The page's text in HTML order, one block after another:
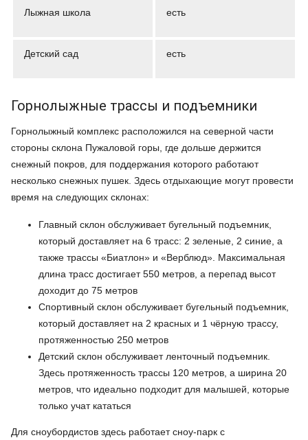
Лыжная школа есть
Детский сад есть
Горнолыжные трассы и подъемники
Горнолыжный комплекс расположился на северной части
стороны склона Пужаловой горы, где дольше держится
снежный покров, для поддержания которого работают
несколько снежных пушек. Здесь отдыхающие могут провести
время на следующих склонах:
Главный склон обслуживает бугельный подъемник,
который доставляет на 6 трасс: 2 зеленые, 2 синие, а
также трассы «Биатлон» и «Верблюд». Максимальная
длина трасс достигает 550 метров, а перепад высот
доходит до 75 метров
Спортивный склон обслуживает бугельный подъемник,
который доставляет на 2 красных и 1 чёрную трассу,
протяженностью 250 метров
Детский склон обслуживает ленточный подъемник.
Здесь протяженность трассы 120 метров, а ширина 20
метров, что идеально подходит для малышей, которые
только учат кататься
Для сноубордистов здесь работает сноу-парк с